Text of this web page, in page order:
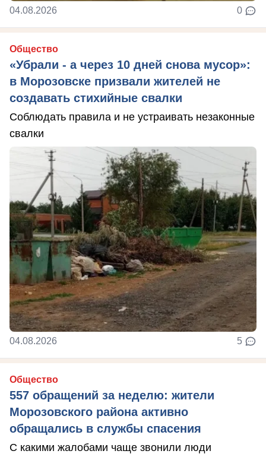
04.08.2026 0
Общество
«Убрали - а через 10 дней снова мусор»:
в Морозовске призвали жителей не
создавать стихийные свалки
Соблюдать правила и не устраивать незаконные
свалки
04.08.2026 5
Общество
557 обращений за неделю: жители
Морозовского района активно
обращались в службы спасения
С какими жалобами чаще звонили люди